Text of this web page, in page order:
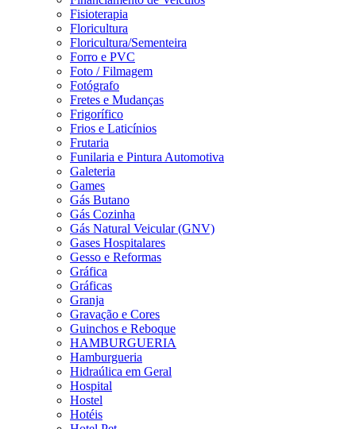
Fisioterapia
Floricultura
Floricultura/Sementeira
Forro e PVC
Foto / Filmagem
Fotógrafo
Fretes e Mudanças
Frigorífico
Frios e Laticínios
Frutaria
Funilaria e Pintura Automotiva
Galeteria
Games
Gás Butano
Gás Cozinha
Gás Natural Veicular (GNV)
Gases Hospitalares
Gesso e Reformas
Gráfica
Gráficas
Granja
Gravação e Cores
Guinchos e Reboque
HAMBURGUERIA
Hamburgueria
Hidraúlica em Geral
Hospital
Hostel
Hotéis